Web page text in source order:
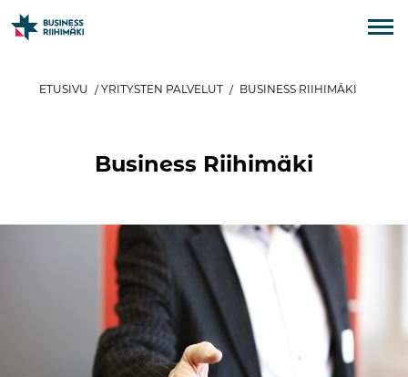
ETUSIVU / YRITYSTEN PALVELUT / BUSINESS RIIHIMÄKI
Business Riihimäki